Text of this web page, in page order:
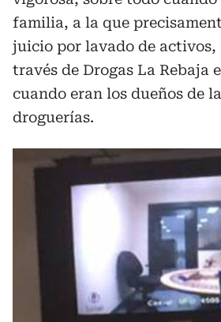
familia, a la que
juicio por lavado de activos,
través de Drogas La Rebaja
cuando eran los dueños de
droguerías.